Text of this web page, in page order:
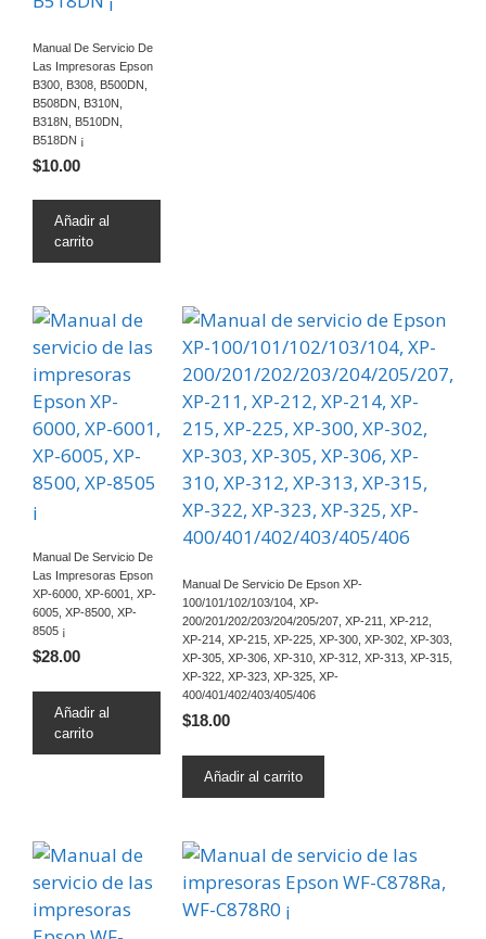
Manual De Servicio De
Las Impresoras Epson
B300, B308, B500DN,
B508DN, B310N,
B318N, B510DN,
B518DN ¡
$10.00
Añadir al
carrito
Manual De Servicio De
Las Impresoras Epson
XP-6000, XP-6001, XP-
6005, XP-8500, XP-
8505 ¡
$28.00
Añadir al
carrito
Manual De Servicio De Epson XP-
100/101/102/103/104, XP-
200/201/202/203/204/205/207, XP-211, XP-212,
XP-214, XP-215, XP-225, XP-300, XP-302, XP-303,
XP-305, XP-306, XP-310, XP-312, XP-313, XP-315,
XP-322, XP-323, XP-325, XP-
400/401/402/403/405/406
$18.00
Añadir al carrito